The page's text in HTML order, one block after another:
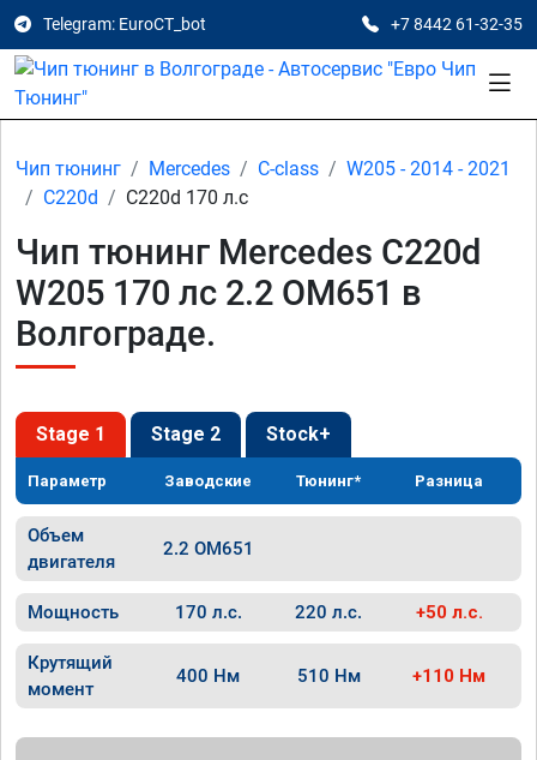
Telegram: EuroCT_bot +7 8442 61-32-35
Чип тюнинг Mercedes C-class
W205 - 2014 - 2021
C220d
C220d 170 л.с
Чип тюнинг Mercedes C220d
W205 170 лс 2.2 OM651 в
Волгограде.
Stage 1 Stage 2 Stock+
Параметр Заводские Тюнинг* Разница
Объем
двигателя
2.2 OM651
Мощность 170 л.с. 220 л.с. +50 л.с.
Крутящий
момент
400 Нм 510 Нм +110 Нм